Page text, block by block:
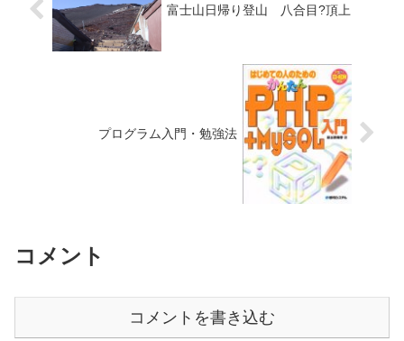
富士山日帰り登山 八合目?頂上
プログラム入門・勉強法
コメント
コメントを書き込む